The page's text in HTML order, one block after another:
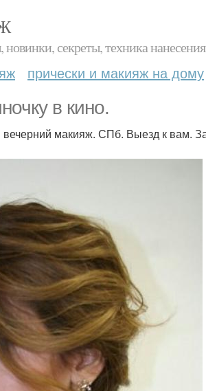
секреты, техника нанесения
прически и макияж на дому
в кино.
макияж. СПб. Выезд к вам.